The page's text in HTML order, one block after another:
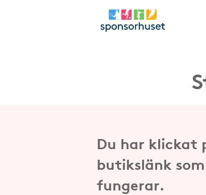
Du har klickat
butikslänk
fungerar.